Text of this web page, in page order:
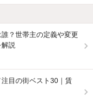
？世帯主の定義や変更
説
目の街ベスト30｜賃